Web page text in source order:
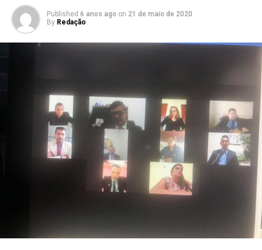
Published 6 anos ago on 21 de maio de 2020
By Redação